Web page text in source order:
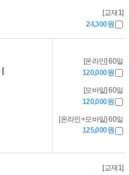
[교재1]
24,300원
|
[온라인] 60일
120,000원
[모바일] 60일
120,000원
[온라인+모바일] 60일
125,000원
[교재1]